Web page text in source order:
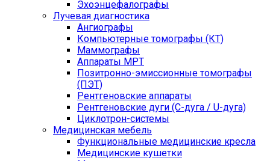
Эхоэнцефалографы
Лучевая диагностика
Ангиографы
Компьютерные томографы (КТ)
Маммографы
Аппараты МРТ
Позитронно-эмиссионные томографы
(ПЭТ)
Рентгеновские аппараты
Рентгеновские дуги (С-дуга / U-дуга)
Циклотрон-системы
Медицинская мебель
Функциональные медицинские кресла
Медицинские кушетки